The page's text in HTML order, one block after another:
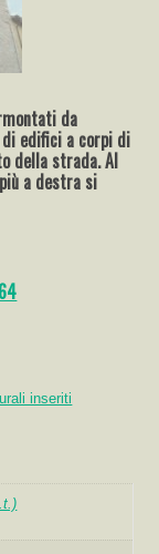
da
edifici a corpi di
della strada. Al
a destra si
inseriti